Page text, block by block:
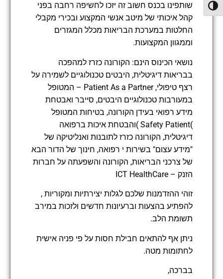
הפעל/כבה ניגודיות גבוהה
שותפינו בכנס חשוב זה יזכו לחשיפה רחבה בפני
קהל איכותי של מיטב אנשי המקצוע ובכירי מקבלי
החלטות במערכת הבריאות מכלל המגזרים
וממגוון המקצועות.
נושאי הכינוס הינם: הקורונה כזרז למהפכה
בבריאות דיגיטלית, היבטים טכנולוגיים לשמירה על
רצף טיפולי, Patient As a Partner – המטופל
במעורבות טכנולוגיים היבטים, סייבר ואבטחת
מידע רפואי בעידן הקורונה, בטיחות המטופל
)Safety Patient )והבטחת איכות ברפואה
דיגיטלית, הקורונה כזרז לתובנות ואנליטיקה של
"מידע עצום" בשירות י רפואה, חינוך של הדור הבא
של צרכני הבריאות, הקורונה והשפעתה על חברות
הזנק – ICT HealthCare
זוהי ההזדמנות שלכם לגלות יצירתיות ומקוריות ,
להפתיע בהצעות וברעיונות חדשים ולזכות במירב
תשומת הלב.
ניתן אף להתאים חבילת חסות על פי פניה אישית
לחתומות מטה.
בברכה,